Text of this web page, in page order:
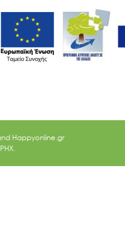
Happyonline.gr